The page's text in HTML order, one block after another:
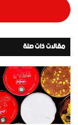
مقالات ذات صلة